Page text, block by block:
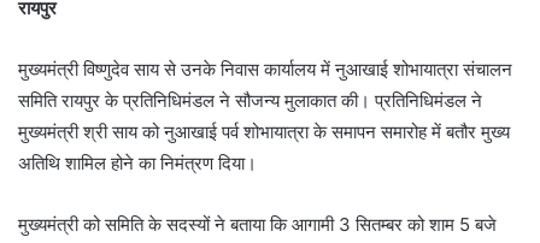
रायपुर
मुख्यमंत्री विष्णुदेव साय से उनके निवास कार्यालय में नुआखाई शोभायात्रा संचालन
समिति रायपुर के प्रतिनिधिमंडल ने सौजन्य मुलाकात की। प्रतिनिधिमंडल ने
मुख्यमंत्री श्री साय को नुआखाई पर्व शोभायात्रा के समापन समारोह में बतौर मुख्य
अतिथि शामिल होने का निमंत्रण दिया।
मुख्यमंत्री को समिति के सदस्यों ने बताया कि आगामी 3 सितम्बर को शाम 5 बजे